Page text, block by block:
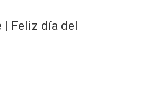
| Feliz día del